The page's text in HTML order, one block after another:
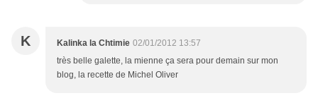
K Kalinka la Chtimie 02/01/2012 13:57
très belle galette, la mienne ça sera pour demain sur mon
blog, la recette de Michel Oliver